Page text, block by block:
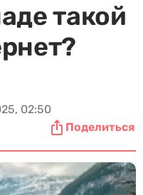
такой
02:50
Поделиться